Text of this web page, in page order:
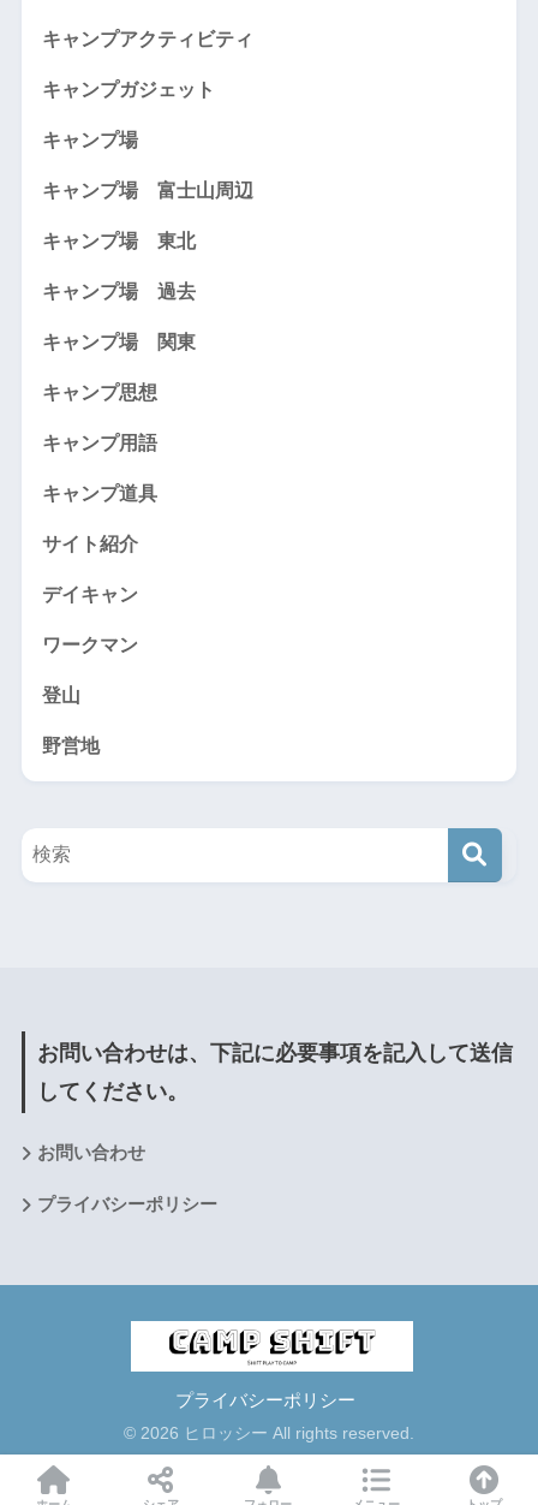
キャンプアクティビティ
キャンプガジェット
キャンプ場
キャンプ場 富士山周辺
キャンプ場 東北
キャンプ場 過去
キャンプ場 関東
キャンプ思想
キャンプ用語
キャンプ道具
サイト紹介
デイキャン
ワークマン
登山
野営地
お問い合わせは、下記に必要事項を記入して送信
してください。
お問い合わせ
プライバシーポリシー
プライバシーポリシー
© 2026 ヒロッシー All rights reserved.